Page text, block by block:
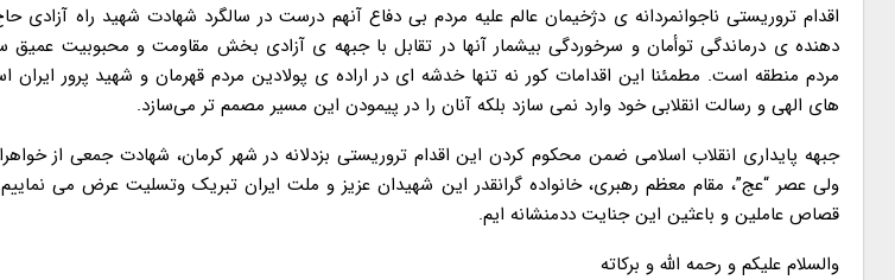
اقدام تروریستی ناجوانمردانه ی دژخیمان عالم علیه مردم بی دفاع آنهم درست در سالگرد شهادت شهید راه آزادی
دهنده ی درماندگی توأمان و سرخوردگی بیشمار آنها در تقابل با جبهه ی آزادی بخش مقاومت و محبوبیت عمیق
مردم منطقه است. مطمئنا این اقدامات کور نه تنها خدشه ای در اراده ی پولادین مردم قهرمان و شهید پرور ایران
های الهی و رسالت انقلابی خود وارد نمی سازد بلکه آنان را در پیمودن این مسیر مصمم تر می‌سازد.
جبهه پایداری انقلاب اسلامی ضمن محکوم کردن این اقدام تروریستی بزدلانه در شهر کرمان، شهادت جمعی از
ولی عصر “عج”، مقام معظم رهبری، خانواده گرانقدر این شهیدان عزیز و ملت ایران تبریک وتسلیت عرض می
قصاص عاملین و باعثین این جنایت ددمنشانه ایم.
والسلام علیکم و رحمه الله و برکاته